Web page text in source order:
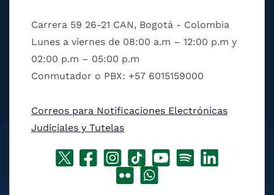
Carrera 59 26-21 CAN, Bogotá - Colombia
Lunes a viernes de 08:00 a.m – 12:00 p.m y
02:00 p.m – 05:00 p.m
Conmutador o PBX: +57 6015159000
Correos para Notificaciones Electrónicas
Judiciales y Tutelas